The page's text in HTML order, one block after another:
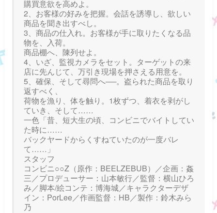
購買意欲を高めよ。
2、お客様の好みを把握。会話を誘導し、欲しい
商品を聞き出すべし。
3、商品の仕入れ。お客様が手に取りたくなる品
物を、入荷。
商品棚へ、陳列せよ。
4、いざ、監視カメラをセット。ターゲットの来
店に先んじて、万引き現場を押さえる用意を。
5、確保、そして尋問へ──。盗られた商品を取り
返すべく、
荷物を漁り、体を触り。1枚ずつ、着衣を剥がし
ていき、そして……
一色「昔、短大生の頃、コンビニでバイトしてい
た時に……
バックヤードからくすねていたのが一度バレ
て……」
スタッフ
コンビニ○○Z（原作：BEELZEBUB）／企画：姦
三／プロデューサー：山本敏行／監督：横山ひろ
み／脚本/絵コンテ：博海城／キャラクターデザ
イン：PorLee／作画監督：HB／製作：鈴木みら
乃